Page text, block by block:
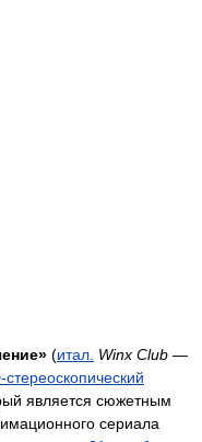
(итал. Winx Club —
стереоскопический
является сюжетным
сериала